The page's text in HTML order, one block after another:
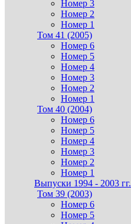
Номер 3
Номер 2
Номер 1
Том 41 (2005)
Номер 6
Номер 5
Номер 4
Номер 3
Номер 2
Номер 1
Том 40 (2004)
Номер 6
Номер 5
Номер 4
Номер 3
Номер 2
Номер 1
Выпуски 1994 - 2003 гг.
Том 39 (2003)
Номер 6
Номер 5